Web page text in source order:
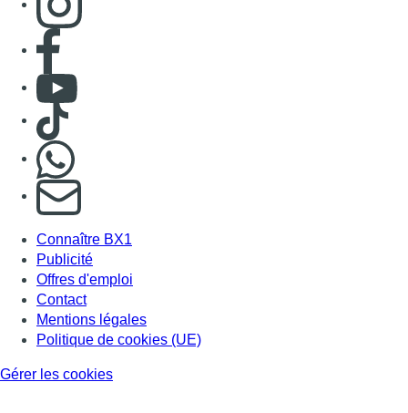
Consulter page Facebook
Consulter Youtube
Consulter TikTok
S'abonner à notre newsletter
Connaître BX1
Publicité
Offres d'emploi
Contact
Mentions légales
Politique de cookies (UE)
Gérer les cookies